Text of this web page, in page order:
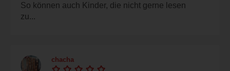
So können auch Kinder, die nicht gerne lesen
zu...
chacha